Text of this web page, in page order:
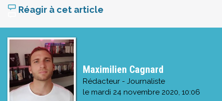
Réagir à cet article
Maximilien Cagnard
Rédacteur - Journaliste
le mardi 24 novembre 2020, 10:06